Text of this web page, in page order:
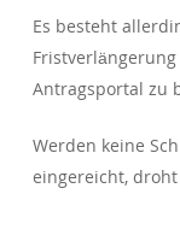
Es besteht
Antragsportal zu
Werden keine
eingereicht,